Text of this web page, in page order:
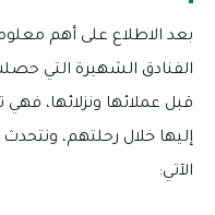
بعد الاطلاع على أهم
الفنادق الشهيرة التي
قبل عملائها ونزلائها،
إليها خلال رحلتهم،
الآتي: